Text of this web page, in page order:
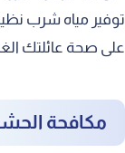
توفير مياه شرب
على صحة عائلتك
مكافحة